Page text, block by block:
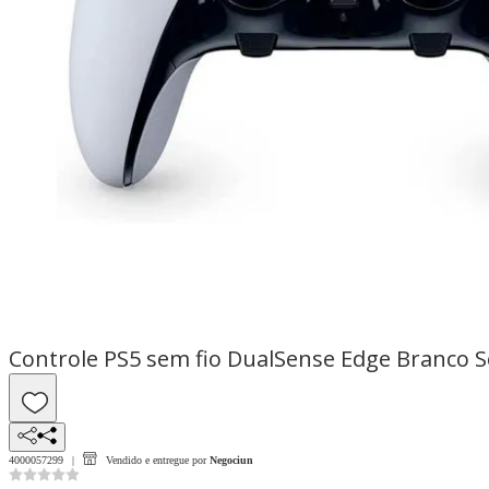
Controle PS5 sem fio DualSense Edge Branco
4000057299 Vendido e entregue por Negociun